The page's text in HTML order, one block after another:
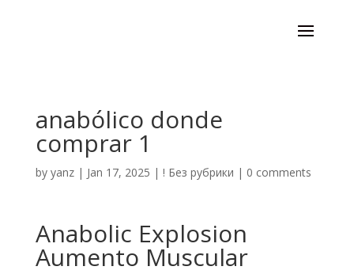
anabólico donde
comprar 1
by yanz| Jan 17, 2025 | ! Без рубрики | 0 comments
Anabolic Explosion
Aumento Muscular